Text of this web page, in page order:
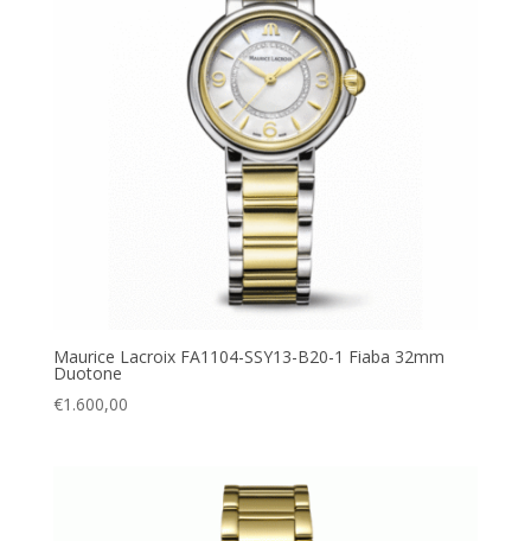
Maurice Lacroix FA1104-SSY13-B20-1 Fiaba 32mm
Duotone
€1.600,00